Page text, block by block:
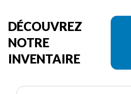
DÉCOUVREZ
NOTRE
INVENTAIRE